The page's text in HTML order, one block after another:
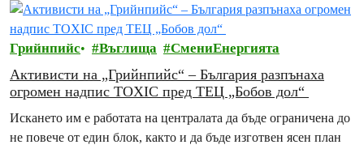
Грийнпийс Въглища СмениЕнергията
Активисти на „Грийнпийс“ – България разпънаха
огромен надпис TOXIC пред ТЕЦ „Бобов дол“
Искането им е работата на централата да бъде ограничена до
не повече от един блок, както и да бъде изготвен ясен план